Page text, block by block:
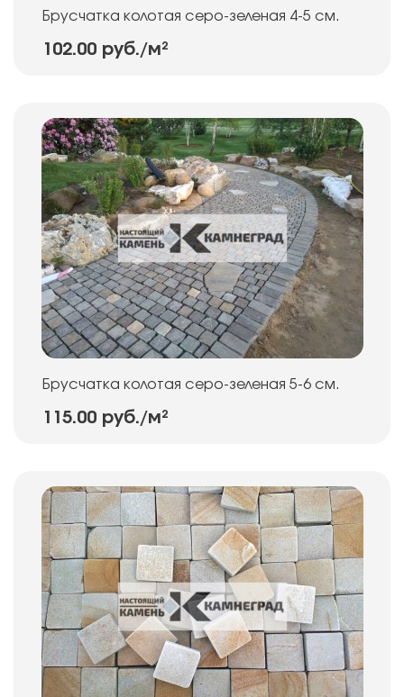
Брусчатка колотая серо-зеленая 4-5 см.
102.00 руб./м²
Брусчатка колотая серо-зеленая 5-6 см.
115.00 руб./м²